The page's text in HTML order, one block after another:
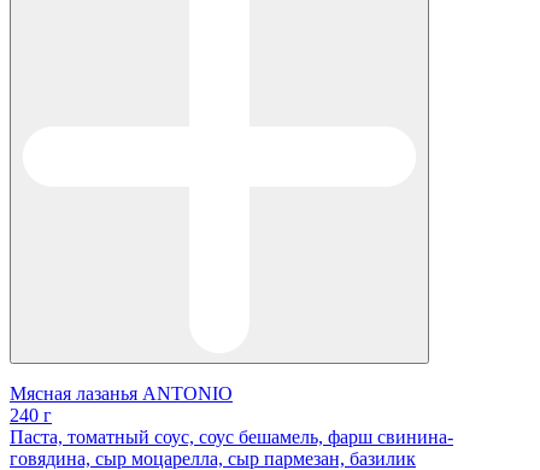
Мясная лазанья ANTONIO
240 г
Паста, томатный соус, соус бешамель, фарш свинина-
говядина, сыр моцарелла, сыр пармезан, базилик